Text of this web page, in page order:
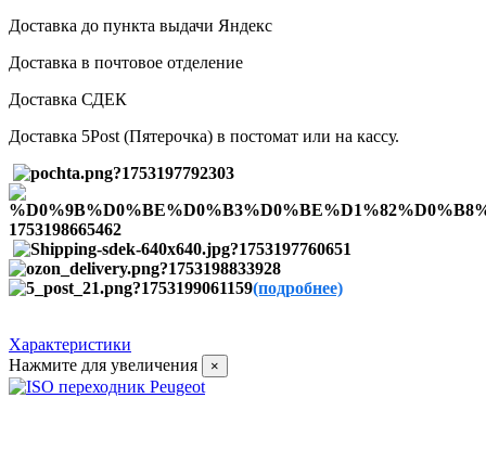
Доставка до пункта выдачи Яндекс
Доставка в почтовое отделение
Доставка СДЕК
Доставка 5Post (Пятерочка) в постомат или на кассу.
(подробнее)
Характеристики
Нажмите для увеличения
×